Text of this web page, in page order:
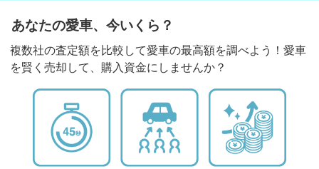
あなたの愛車、今いくら？
複数社の査定額を比較して愛車の最高額を調べよう！愛車
を賢く売却して、購入資金にしませんか？